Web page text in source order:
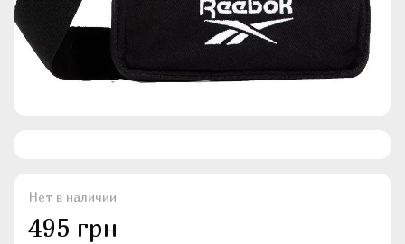
Нет в наличии
495 грн